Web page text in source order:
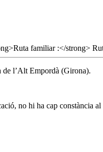
de l’Alt Empordà (Girona).
no hi ha cap constància